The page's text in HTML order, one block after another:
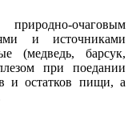
очаговым
и источниками
(медведь, барсук,
при поедании
и остатков пищи, а